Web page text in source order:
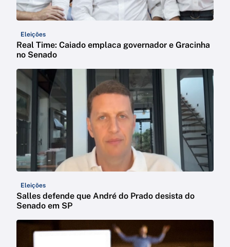
Eleições
Real Time: Caiado emplaca governador e Gracinha
no Senado
Eleições
Salles defende que André do Prado desista do
Senado em SP